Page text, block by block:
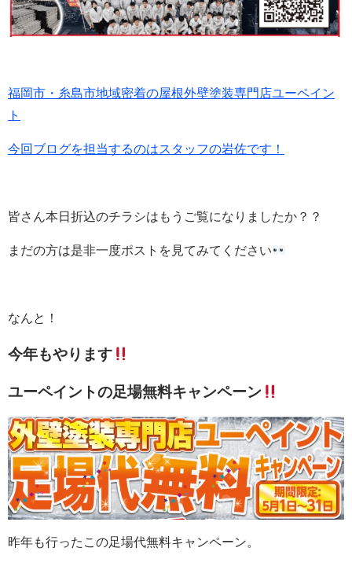
福岡市・糸島市地域密着の屋根外壁塗装専門店ユーペイン
ト
今回ブログを担当するのはスタッフの岩佐です！
皆さん本日折込のチラシはもうご覧になりましたか？？
まだの方は是非一度ポストを見てみてください
なんと！
今年もやります
ユーペイントの足場無料キャンペーン
昨年も行ったこの足場代無料キャンペーン。